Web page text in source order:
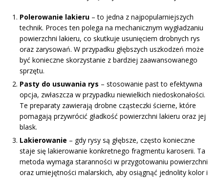
Polerowanie lakieru – to jedna z najpopularniejszych
technik. Proces ten polega na mechanicznym wygładzaniu
powierzchni lakieru, co skutkuje usunięciem drobnych rys
oraz zarysowań. W przypadku głębszych uszkodzeń może
być konieczne skorzystanie z bardziej zaawansowanego
sprzętu.
Pasty do usuwania rys – stosowanie past to efektywna
opcja, zwłaszcza w przypadku niewielkich niedoskonałości.
Te preparaty zawierają drobne cząsteczki ścierne, które
pomagają przywrócić gładkość powierzchni lakieru oraz jej
blask.
Lakierowanie – gdy rysy są głębsze, często konieczne
staje się lakierowanie konkretnego fragmentu karoserii. Ta
metoda wymaga staranności w przygotowaniu powierzchni
oraz umiejętności malarskich, aby osiągnąć jednolity kolor i